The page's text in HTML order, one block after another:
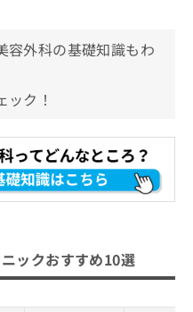
容外科の基礎知識もわ
ク！
ックおすすめ10選